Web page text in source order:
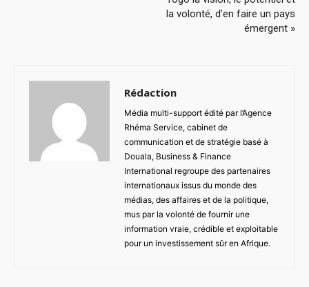
la volonté, d’en faire un pays
émergent »
Rédaction
Média multi-support édité par l’Agence
Rhéma Service, cabinet de
communication et de stratégie basé à
Douala, Business & Finance
International regroupe des partenaires
internationaux issus du monde des
médias, des affaires et de la politique,
mus par la volonté de fournir une
information vraie, crédible et exploitable
pour un investissement sûr en Afrique.